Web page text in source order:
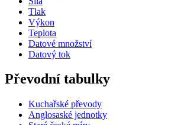
Tlak
Výkon
Teplota
Datové množství
Datový tok
Převodní tabulky
Kuchařské převody
Anglosaské jednotky